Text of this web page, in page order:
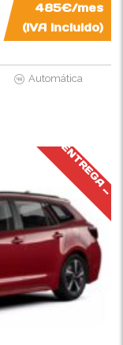
485€/mes
(IVA incluido)
Automática
J